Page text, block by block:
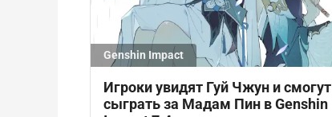
Genshin Impact
Игроки увидят Гуй Чжун и смогут
сыграть за Мадам Пин в Genshin